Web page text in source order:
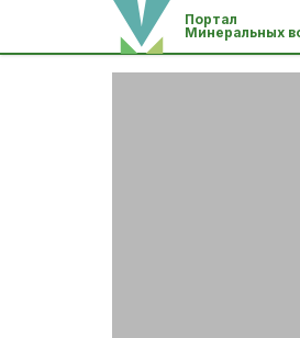
Портал
Минеральных